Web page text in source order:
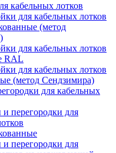
кабельных лотков
для кабельных лотков
(метод
для кабельных лотков
RAL
для кабельных лотков
(метод Сендзимира)
для кабельных
и перегородки для
и перегородки для